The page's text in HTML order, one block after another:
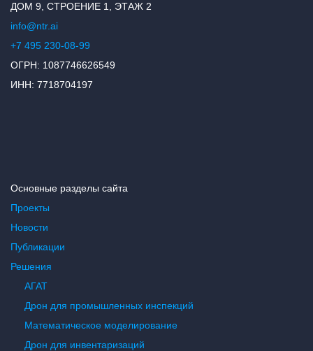
ДОМ 9, СТРОЕНИЕ 1, ЭТАЖ 2
info@ntr.ai
+7 495 230-08-99
ОГРН: 1087746626549
ИНН: 7718704197
Основные разделы сайта
Проекты
Новости
Публикации
Решения
АГАТ
Дрон для промышленных инспекций
Математическое моделирование
Дрон для инвентаризаций